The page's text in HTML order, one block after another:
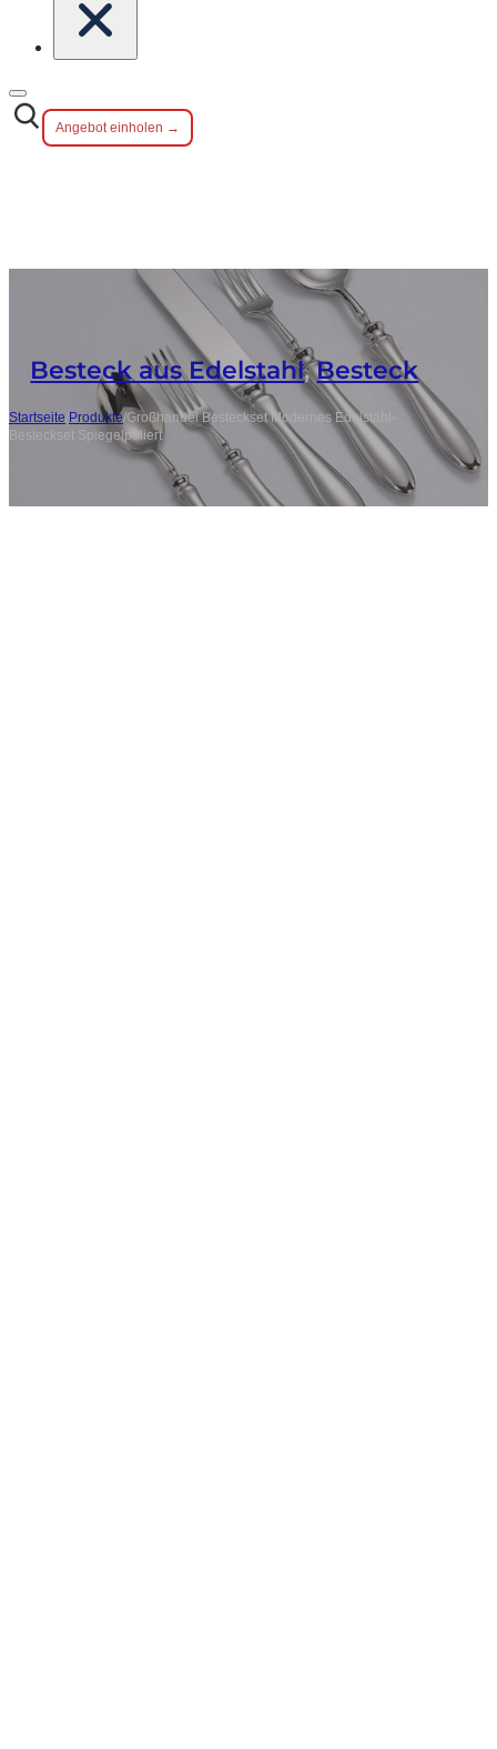
Angebot einholen →
Besteck aus Edelstahl,Besteck
Startseite/Produkte/Großhandel Besteckset Modernes Edelstahl-
Besteckset Spiegelpoliert